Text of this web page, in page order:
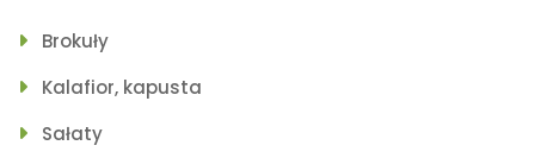
Brokuły
Kalafior, kapusta
Sałaty